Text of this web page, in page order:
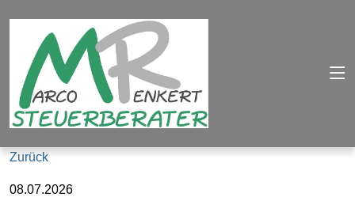
Zurück
08.07.2026